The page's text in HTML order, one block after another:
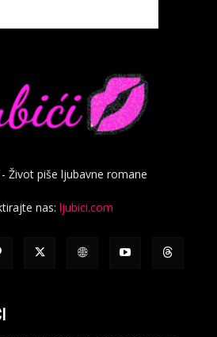
Život piše ljubavne romane
nas: ljubici.com